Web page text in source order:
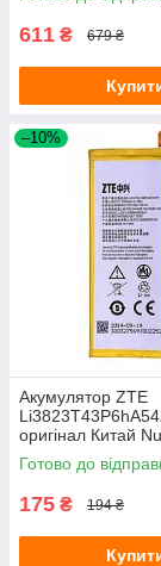
611 ₴ 679 ₴
–10%
Акумулятор ZTE
оригінал Китай
nx507j 2380 mAh
Готово до
175 ₴ 194 ₴